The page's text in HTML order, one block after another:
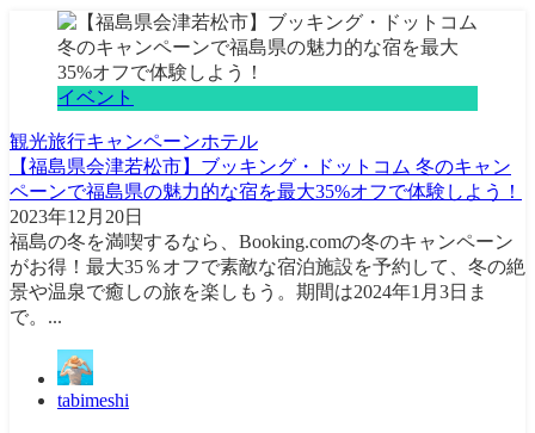
イベント
観光旅行キャンペーンホテル
【福島県会津若松市】ブッキング・ドットコム 冬のキャン
ペーンで福島県の魅力的な宿を最大35%オフで体験しよう！
2023年12月20日
福島の冬を満喫するなら、Booking.comの冬のキャンペーン
がお得！最大35％オフで素敵な宿泊施設を予約して、冬の絶
景や温泉で癒しの旅を楽しもう。期間は2024年1月3日ま
で。...
tabimeshi